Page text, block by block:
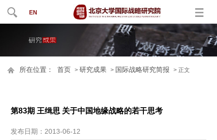
EN
所在位置： 首页 >研究成果 > 国际战略研究简报 > 正文
第83期 王缉思 关于中国地缘战略的若干思考
发布日期：2013-06-12